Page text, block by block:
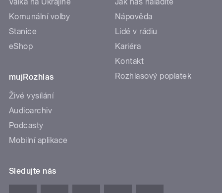
Komunální volby
Stanice
eShop
mujRozhlas
Živé vysílání
Audioarchiv
Podcasty
Mobilní aplikace
Nápověda
Lidé v rádiu
Kariéra
Kontakt
Rozhlasový poplatek
Sledujte nás